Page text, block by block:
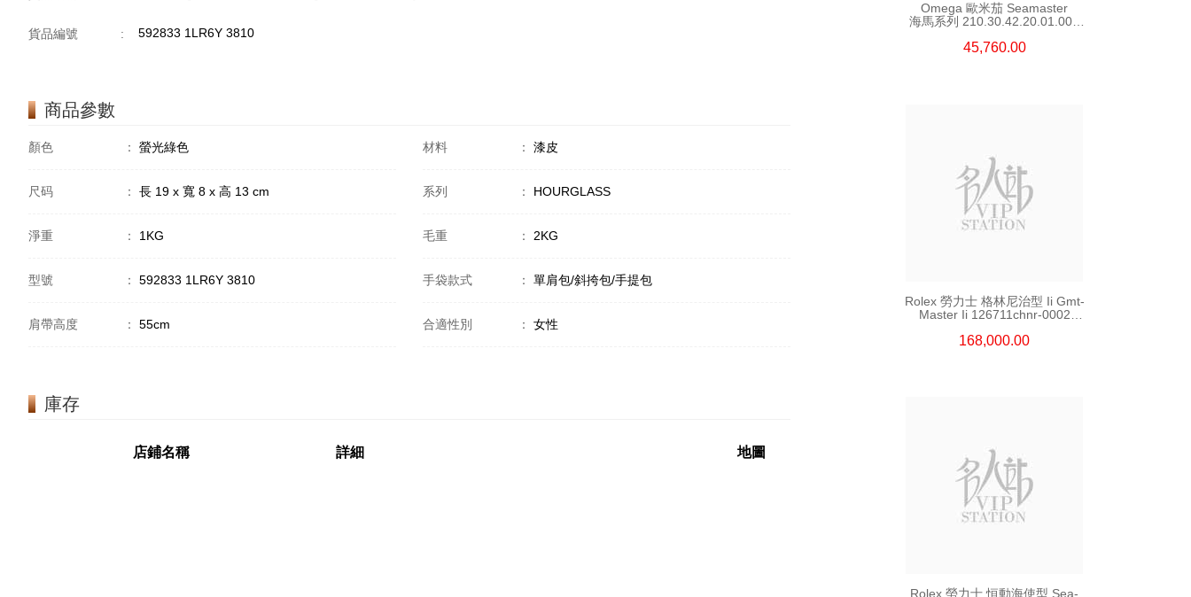
貨品編號 : 592833 1LR6Y 3810
商品參數
顏色 ： 螢光綠色 材料 ： 漆皮
尺码 ： 長 19 x 寬 8 x 高 13 cm 系列 ： HOURGLASS
淨重 ： 1KG 毛重 ： 2KG
型號 ： 592833 1LR6Y 3810 手袋款式 ： 單肩包/斜挎包/手提包
肩帶高度 ： 55cm 合適性別 ： 女性
庫存
店鋪名稱 詳細 地圖
Omega 歐米茄 Seamaster
海馬系列 210.30.42.20.01.002
45,760.00
Rolex 勞力士 格林尼治型 Ii Gmt-
Master Ii 126711chnr-0002
168,000.00
Rolex 勞力士 恒動海使型 Sea-